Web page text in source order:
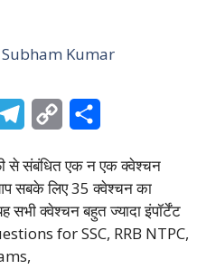
Subham Kumar
l
e
g
r
p
y
L
a
r
e
से संबंधित एक न एक क्वेश्चन
सबके लिए 35 क्वेश्चन का
क्वेश्चन बहुत ज्यादा इंपॉर्टेंट
for SSC, RRB NTPC,